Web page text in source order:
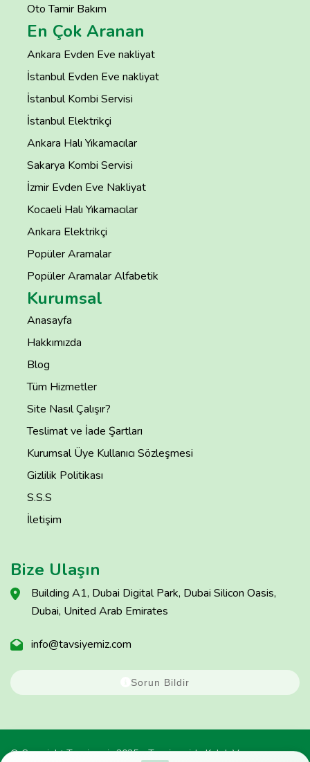
Oto Tamir Bakım
En Çok Aranan
Ankara Evden Eve nakliyat
İstanbul Evden Eve nakliyat
İstanbul Kombi Servisi
İstanbul Elektrikçi
Ankara Halı Yıkamacılar
Sakarya Kombi Servisi
İzmir Evden Eve Nakliyat
Kocaeli Halı Yıkamacılar
Ankara Elektrikçi
Popüler Aramalar
Popüler Aramalar Alfabetik
Kurumsal
Anasayfa
Hakkımızda
Blog
Tüm Hizmetler
Site Nasıl Çalışır?
Teslimat ve İade Şartları
Kurumsal Üye Kullanıcı Sözleşmesi
Gizlilik Politikası
S.S.S
İletişim
Bize Ulaşın
Building A1, Dubai Digital Park, Dubai Silicon Oasis,
Dubai, United Arab Emirates
info@tavsiyemiz.com
Sorun Bildir
© Copyright Tavsiyemiz 2025 - Tavsiyemiz'e Kulak Ver